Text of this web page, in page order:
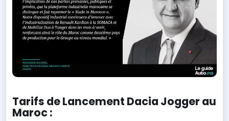
Tarifs de Lancement Dacia Jogger au
Maroc :